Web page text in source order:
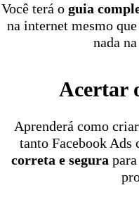
Você terá o guia
na internet mesmo
nada
Acertar
Aprenderá como
tanto Facebook Ads
correta e segura